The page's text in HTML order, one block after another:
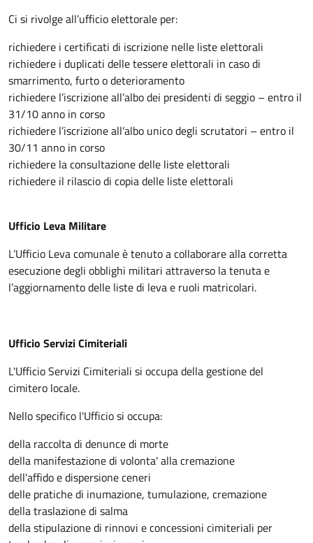
Ci si rivolge all’ufficio elettorale per:
richiedere i certificati di iscrizione nelle liste elettorali
richiedere i duplicati delle tessere elettorali in caso di
smarrimento, furto o deterioramento
richiedere l’iscrizione all’albo dei presidenti di seggio – entro il
31/10 anno in corso
richiedere l’iscrizione all’albo unico degli scrutatori – entro il
30/11 anno in corso
richiedere la consultazione delle liste elettorali
richiedere il rilascio di copia delle liste elettorali
Ufficio Leva Militare
L’Ufficio Leva comunale è tenuto a collaborare alla corretta
esecuzione degli obblighi militari attraverso la tenuta e
l’aggiornamento delle liste di leva e ruoli matricolari.
Ufficio Servizi Cimiteriali
L'Ufficio Servizi Cimiteriali si occupa della gestione del
cimitero locale.
Nello specifico l'Ufficio si occupa:
della raccolta di denunce di morte
della manifestazione di volonta' alla cremazione
dell'affido e dispersione ceneri
delle pratiche di inumazione, tumulazione, cremazione
della traslazione di salma
della stipulazione di rinnovi e concessioni cimiteriali per